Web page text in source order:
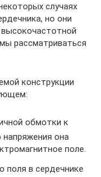
случаях
но они
рассматриваться
конструкции
обмотки к
напряжения она
поле.
поля в сердечнике